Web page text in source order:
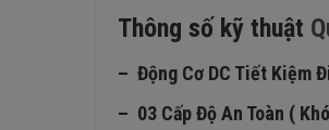
Thông số kỹ thuật
– Động Cơ DC Tiết Kiệm
– 03 Cấp Độ An Toàn (